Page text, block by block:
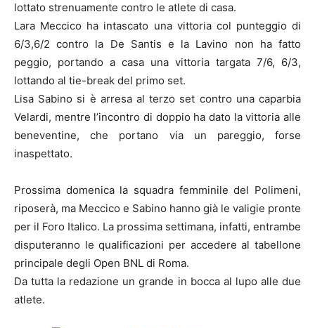
lottato strenuamente contro le atlete di casa.
Lara Meccico ha intascato una vittoria col punteggio di
6/3,6/2 contro la De Santis e la Lavino non ha fatto
peggio, portando a casa una vittoria targata 7/6, 6/3,
lottando al tie-break del primo set.
Lisa Sabino si è arresa al terzo set contro una caparbia
Velardi, mentre l’incontro di doppio ha dato la vittoria alle
beneventine, che portano via un pareggio, forse
inaspettato.
Prossima domenica la squadra femminile del Polimeni,
riposerà, ma Meccico e Sabino hanno già le valigie pronte
per il Foro Italico. La prossima settimana, infatti, entrambe
disputeranno le qualificazioni per accedere al tabellone
principale degli Open BNL di Roma.
Da tutta la redazione un grande in bocca al lupo alle due
atlete.